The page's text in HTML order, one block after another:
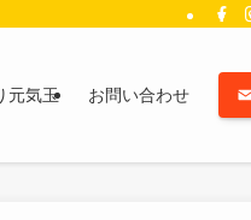
元気玉 お問い合わせ